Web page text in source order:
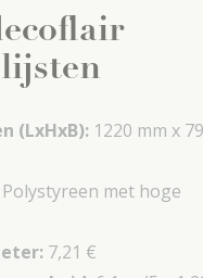
(LxHxB): 1220 mm x
Polystyreen met hoge
7,21 €